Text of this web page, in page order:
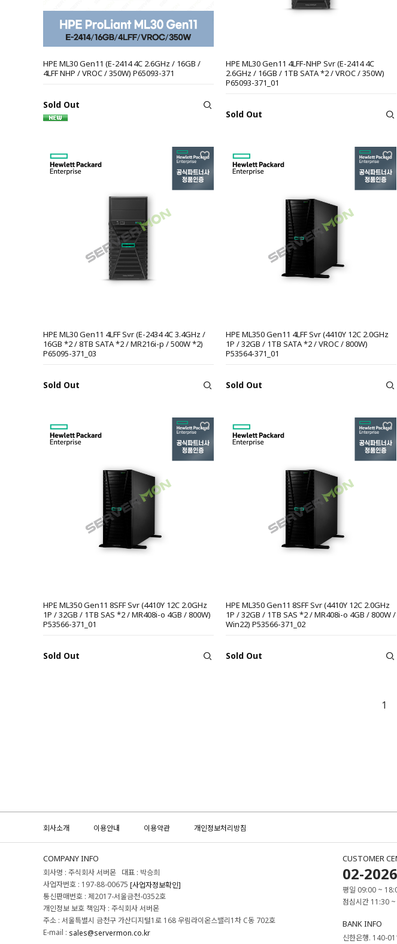
HPE ML30 Gen11 (E-2414 4C 2.6GHz / 16GB /
4LFF NHP / VROC / 350W) P65093-371
Sold Out
HPE ML30 Gen11 4LFF-NHP Svr (E-2414 4C
2.6GHz / 16GB / 1TB SATA *2 / VROC / 350W)
P65093-371_01
Sold Out
HPE ML30 Gen11 4LFF Svr (E-2434 4C 3.4GHz /
16GB *2 / 8TB SATA *2 / MR216i-p / 500W *2)
P65095-371_03
Sold Out
HPE ML350 Gen11 4LFF Svr (4410Y 12C 2.0GHz
1P / 32GB / 1TB SATA *2 / VROC / 800W)
P53564-371_01
Sold Out
HPE ML350 Gen11 8SFF Svr (4410Y 12C 2.0GHz
1P / 32GB / 1TB SAS *2 / MR408i-o 4GB / 800W)
P53566-371_01
Sold Out
HPE ML350 Gen11 8SFF Svr (4410Y 12C 2.0GHz
1P / 32GB / 1TB SAS *2 / MR408i-o 4GB / 800W /
Win22) P53566-371_02
Sold Out
1
회사소개 이용안내 이용약관 개인정보처리방침
COMPANY INFO
회사명 : 주식회사 서버몬 대표 : 박승희
사업자번호 : 197-88-00675 [사업자정보확인]
통신판매번호 : 제2017-서울금천-0352호
개인정보 보호 책임자 : 주식회사 서버몬
주소 : 서울특별시 금천구 가산디지털1로 168 우림라이온스밸리1차 C동 702호
E-mail : sales@servermon.co.kr
CUSTOMER
02-
평일 09:00 ~
점심시간 11:30
BANK INFO
신한은행. 140-